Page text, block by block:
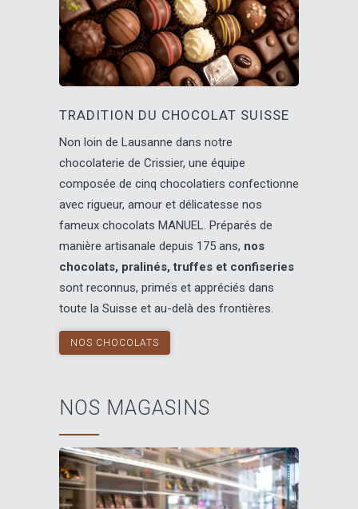
TRADITION DU CHOCOLAT SUISSE
Non loin de Lausanne dans notre
chocolaterie de Crissier, une équipe
composée de cinq chocolatiers confectionne
avec rigueur, amour et délicatesse nos
fameux chocolats MANUEL. Préparés de
manière artisanale depuis 175 ans, nos
chocolats, pralinés, truffes et confiseries
sont reconnus, primés et appréciés dans
toute la Suisse et au-delà des frontières.
NOS CHOCOLATS
NOS MAGASINS